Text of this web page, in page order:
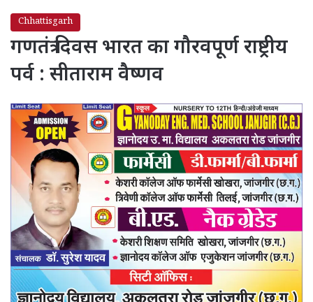
Chhattisgarh
गणतंत्र दिवस भारत का गौरवपूर्ण राष्ट्रीय
पर्व : सीताराम वैष्णव